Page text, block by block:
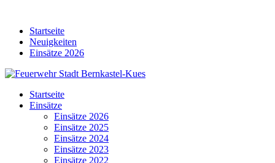
contentStartseite
Neuigkeiten
Einsätze 2026
Startseite
Einsätze
Einsätze 2026
Einsätze 2025
Einsätze 2024
Einsätze 2023
Einsätze 2022